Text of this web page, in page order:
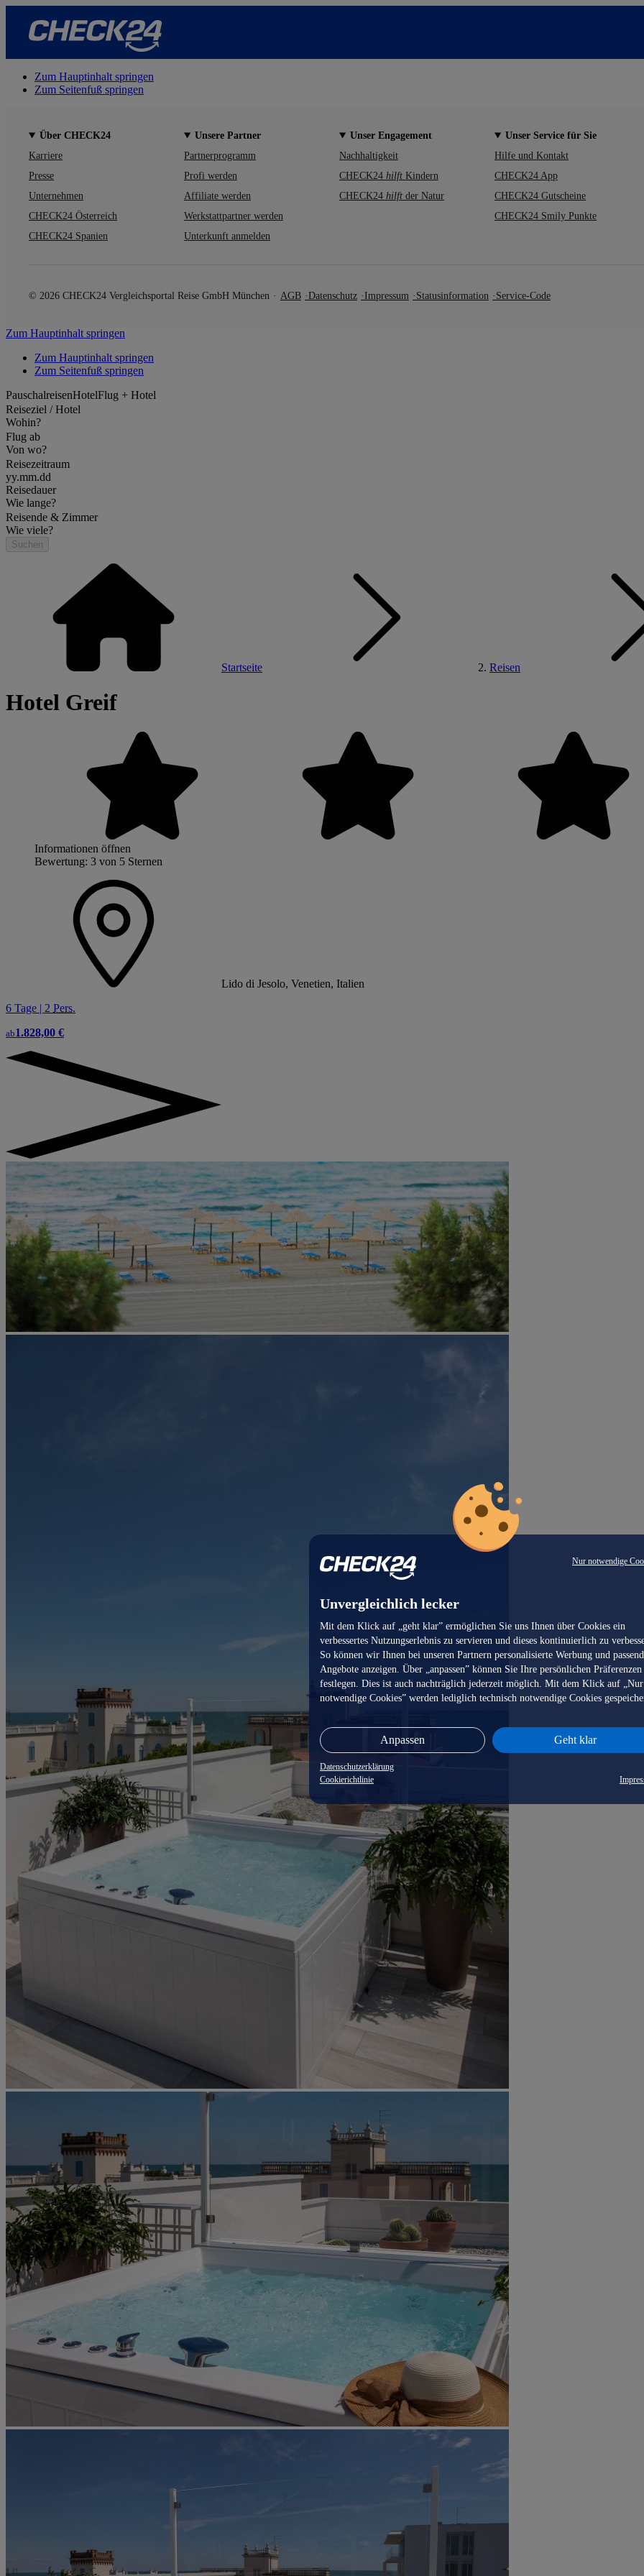
Nur notwendige
Unvergleichlich lecker
Mit dem Klick auf „geht klar” ermöglichen Sie uns Ihnen über Cookies ein
verbessertes Nutzungserlebnis zu servieren und dieses kontinuierlich zu
So können wir Ihnen bei unseren Partnern personalisierte Werbung und
Angebote anzeigen. Über „anpassen” können Sie Ihre persönlichen Präferenzen
festlegen. Dies ist auch nachträglich jederzeit möglich. Mit dem Klick auf „Nur
notwendige Cookies” werden lediglich technisch notwendige Cookies
Anpassen Geht klar
Datenschutzerklärung
Cookierichtlinie
Zum Hauptinhalt springen
Zum Seitenfuß springen
Über CHECK24
Karriere
Presse
Unternehmen
CHECK24 Österreich
CHECK24 Spanien
Unsere Partner
Partnerprogramm
Profi werden
Affiliate werden
Werkstattpartner werden
Unterkunft anmelden
Unser Engagement
Nachhaltigkeit
CHECK24 hilft Kindern
CHECK24 hilft der Natur
Unser Service für Sie
Hilfe und Kontakt
CHECK24 App
CHECK24 Gutscheine
CHECK24 Smily Punkte
© 2026 CHECK24 Vergleichsportal Reise GmbH München AGB Datenschutz Impressum Statusinformation Service-Code
Zum Hauptinhalt springen
Zum Hauptinhalt springen
Zum Seitenfuß springen
PauschalreisenHotelFlug + Hotel
Reiseziel / Hotel
Wohin?
Flug ab
Von wo?
Reisezeitraum
yy.mm.dd
Reisedauer
Wie lange?
Reisende & Zimmer
Wie viele?
Suchen
Startseite Reisen
Hotel Greif
Informationen öffnen
Bewertung: 3 von 5 Sternen
Lido di Jesolo, Venetien, Italien
6 Tage | 2 Pers.
ab1.828,00 €